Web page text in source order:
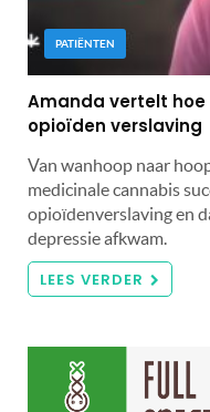
PATIËNTEN
Amanda vertelt
opioïden verslaving
Van wanhoop naar
medicinale cannabis
opioïdenverslaving en
depressie afkwam.
LEES VERDER